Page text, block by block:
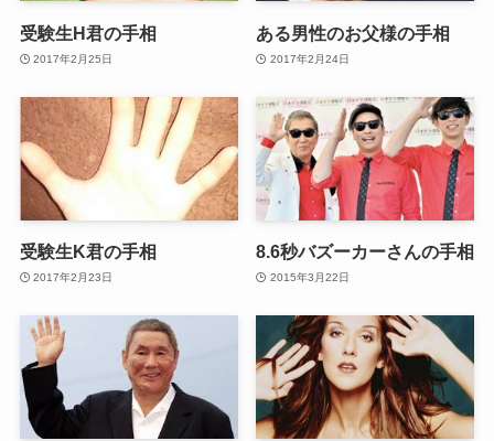
受験生H君の手相
2017年2月25日
ある男性のお父様の手相
2017年2月24日
受験生K君の手相
2017年2月23日
8.6秒バズーカーさんの手相
2015年3月22日